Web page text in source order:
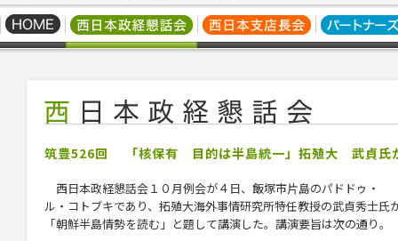
筑豊526回 「核保有 目的は半島統一」拓殖大 武貞氏
西日本政経懇話会１０月例会が４日、飯塚市片島のパドドゥ・
ル・コトブキであり、拓殖大海外事情研究所特任教授の武貞秀士氏
「朝鮮半島情勢を読む」と題して講演した。講演要旨は次の通り。